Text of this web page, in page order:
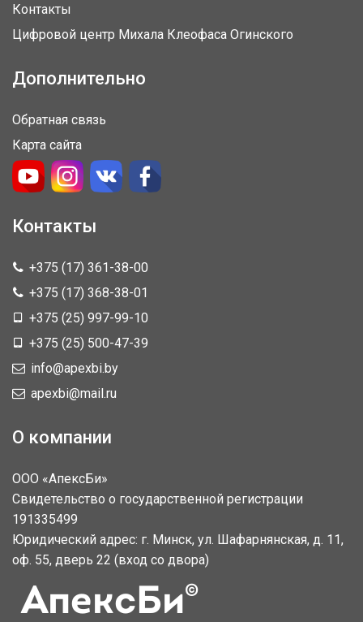
Контакты
Цифровой центр Михала Клеофаса Огинского
Дополнительно
Обратная связь
Карта сайта
Контакты
+375 (17) 361-38-00
+375 (17) 368-38-01
+375 (25) 997-99-10
+375 (25) 500-47-39
info@apexbi.by
apexbi@mail.ru
О компании
ООО «АпексБи»
Свидетельство о государственной регистрации
191335499
Юридический адрес: г. Минск, ул. Шафарнянская, д. 11,
оф. 55, дверь 22 (вход со двора)